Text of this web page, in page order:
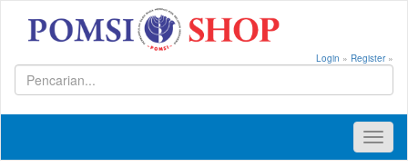
Login » Register»